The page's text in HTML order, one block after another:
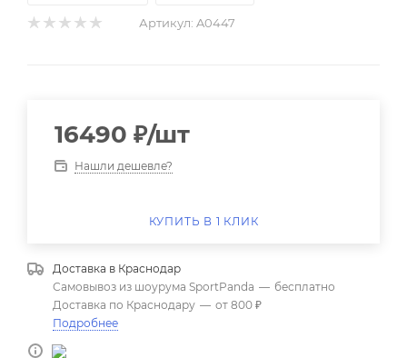
Артикул: A0447
16490 ₽/шт
Нашли дешевле?
КУПИТЬ В 1 КЛИК
Доставка в Краснодар
Самовывоз из шоурума SportPanda — бесплатно
Доставка по Краснодару — от 800 ₽
Подробнее